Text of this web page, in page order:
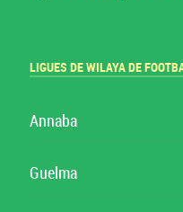
LIGUES DE WILAYA DE
Annaba
Guelma